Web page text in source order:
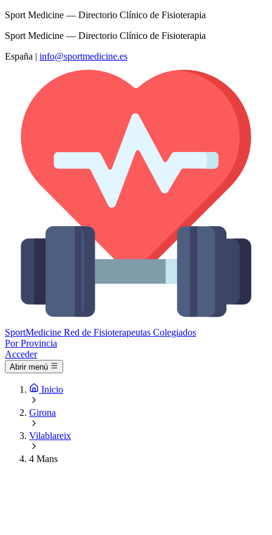
Sport Medicine — Directorio Clínico de Fisioterapia
Sport Medicine — Directorio Clínico de Fisioterapia
España | info@sportmedicine.es
SportMedicine Red de Fisioterapeutas Colegiados
Por Provincia
Acceder
Abrir menú
Inicio
Girona
Vilablareix
4 Mans